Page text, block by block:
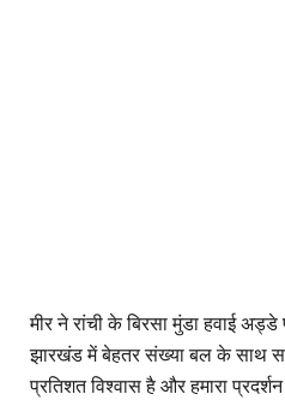
मीर ने रांची के बिरसा मुंडा हवाई
झारखंड में बेहतर संख्या बल के साथ
प्रतिशत विश्वास है और हमारा